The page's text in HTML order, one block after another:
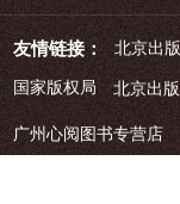
友情链接： 北京出
国家版权局 北京出
广州心阅图书专营店